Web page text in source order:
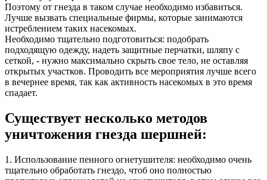
Поэтому от гнезда в таком случае необходимо избавиться.
Лучше вызвать специальные фирмы, которые занимаются
истреблением таких насекомых.
Необходимо тщательно подготовиться: подобрать
подходящую одежду, надеть защитные перчатки, шляпу с
сеткой, - нужно максимально скрыть свое тело, не оставляя
открытых участков. Проводить все мероприятия лучше всего
в вечернее время, так как активность насекомых в это время
спадает.
Существует несколько методов
уничтожения гнезда шершней:
1. Использование пенного огнетушителя: необходимо очень
тщательно обработать гнездо, чтоб оно полностью